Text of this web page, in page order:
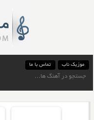
موزیک ناب تماس با ما